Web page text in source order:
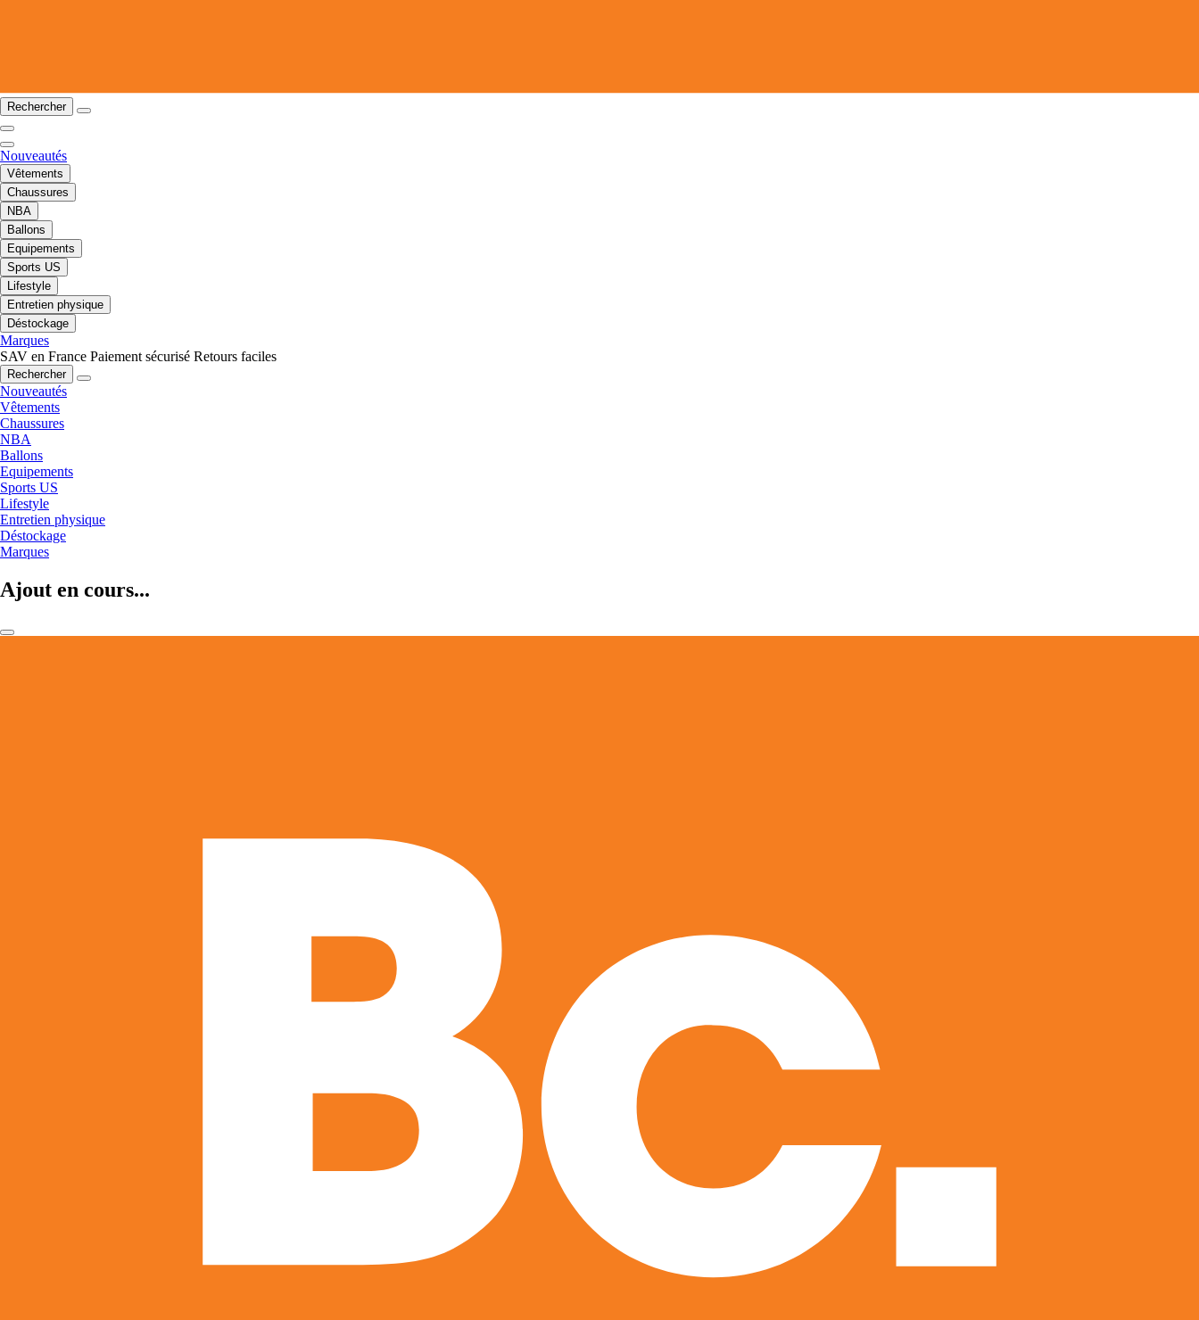
Rechercher
Nouveautés
Vêtements
Chaussures
NBA
Ballons
Equipements
Sports US
Lifestyle
Entretien physique
Déstockage
Marques
SAV en France Paiement sécurisé Retours faciles
Rechercher
Nouveautés
Vêtements
Chaussures
NBA
Ballons
Equipements
Sports US
Lifestyle
Entretien physique
Déstockage
Marques
Ajout en cours...